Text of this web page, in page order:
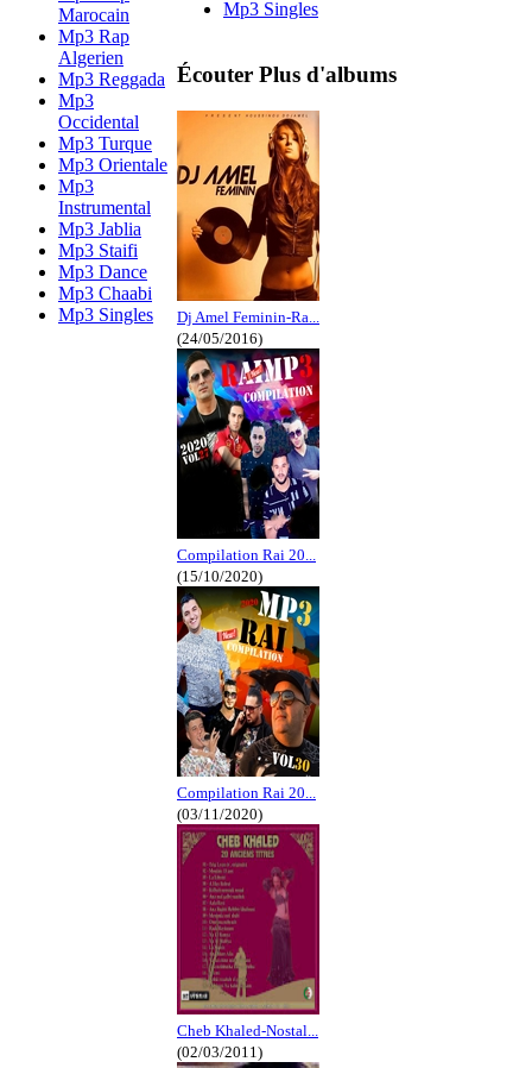
Marocain
Mp3 Rap
Algerien
Mp3 Reggada
Mp3
Occidental
Mp3 Turque
Mp3 Orientale
Mp3
Instrumental
Mp3 Jablia
Mp3 Staifi
Mp3 Dance
Mp3 Chaabi
Mp3 Singles
Mp3 Singles
Écouter Plus d'albums
Dj Amel Feminin-Ra...
(24/05/2016)
Compilation Rai 20...
(15/10/2020)
Compilation Rai 20...
(03/11/2020)
Cheb Khaled-Nostal...
(02/03/2011)